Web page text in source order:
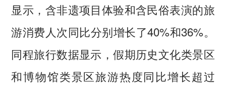
显示，含非遗项目体验和含民俗表演的旅
游消费人次同比分别增长了40%和36%。
同程旅行数据显示，假期历史文化类景区
和博物馆类景区旅游热度同比增长超过